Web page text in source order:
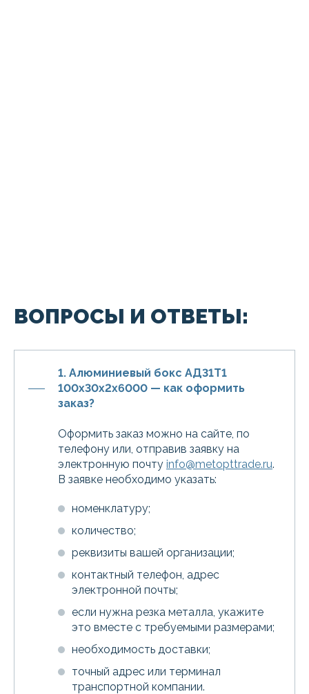
ВОПРОСЫ И ОТВЕТЫ:
1. Алюминиевый бокс АД31Т1
100х30х2х6000 — как оформить
заказ?
Оформить заказ можно на сайте, по
телефону или, отправив заявку на
электронную почту info@metopttrade.ru.
В заявке необходимо указать:
номенклатуру;
количество;
реквизиты вашей организации;
контактный телефон, адрес
электронной почты;
если нужна резка металла, укажите
это вместе с требуемыми размерами;
необходимость доставки;
точный адрес или терминал
транспортной компании.